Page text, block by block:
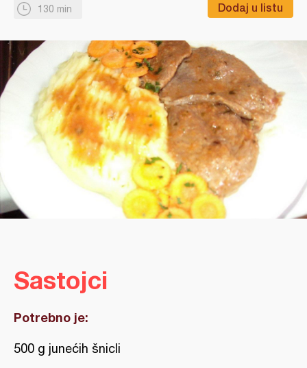
130 min Dodaj u listu
Sastojci
Potrebno je:
500 g junećih šnicli